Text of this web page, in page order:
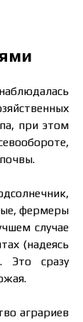
при этом
фермеры
случае
(надеясь
Это сразу
аграриев